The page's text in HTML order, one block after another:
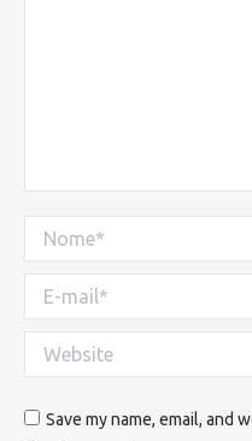
Nome *
E-mail *
Website
Save my name, email, and